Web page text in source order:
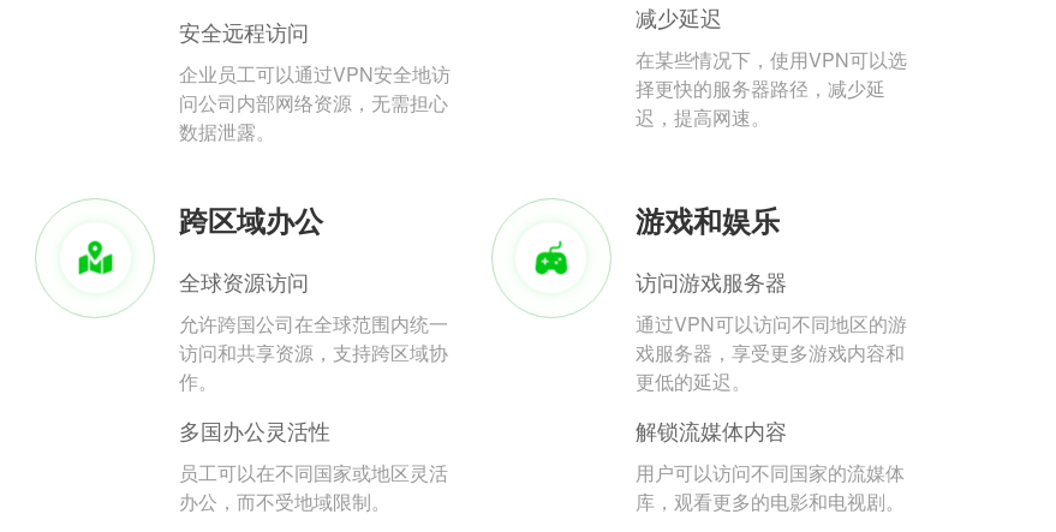
安全远程访问
企业员工可以通过VPN安全地访
问公司内部网络资源，无需担心
数据泄露。
减少延迟
在某些情况下，使用VPN可以选
择更快的服务器路径，减少延
迟，提高网速。
跨区域办公
全球资源访问
允许跨国公司在全球范围内统一
访问和共享资源，支持跨区域协
作。
多国办公灵活性
员工可以在不同国家或地区灵活
办公，而不受地域限制。
游戏和娱乐
访问游戏服务器
通过VPN可以访问不同地区的游
戏服务器，享受更多游戏内容和
更低的延迟。
解锁流媒体内容
用户可以访问不同国家的流媒体
库，观看更多的电影和电视剧。